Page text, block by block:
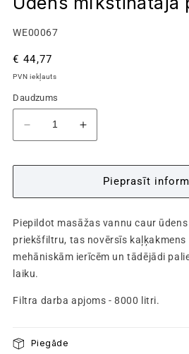
Kods:
WE00067
Parastā
cena
€ 44,77
PVN iekļauts
Daudzums
Samazināt
daudzumu
Palielināt
daudzumu
Ūdens
mīkstinātāja
Pieprasīt
Piepildot masāžas vannu caur
priekšfiltru, tas novērsīs kaļķakmens
mehāniskām ierīcēm un tādējādi
laiku.
Filtra darba apjoms - 8000 litri.
Piegāde